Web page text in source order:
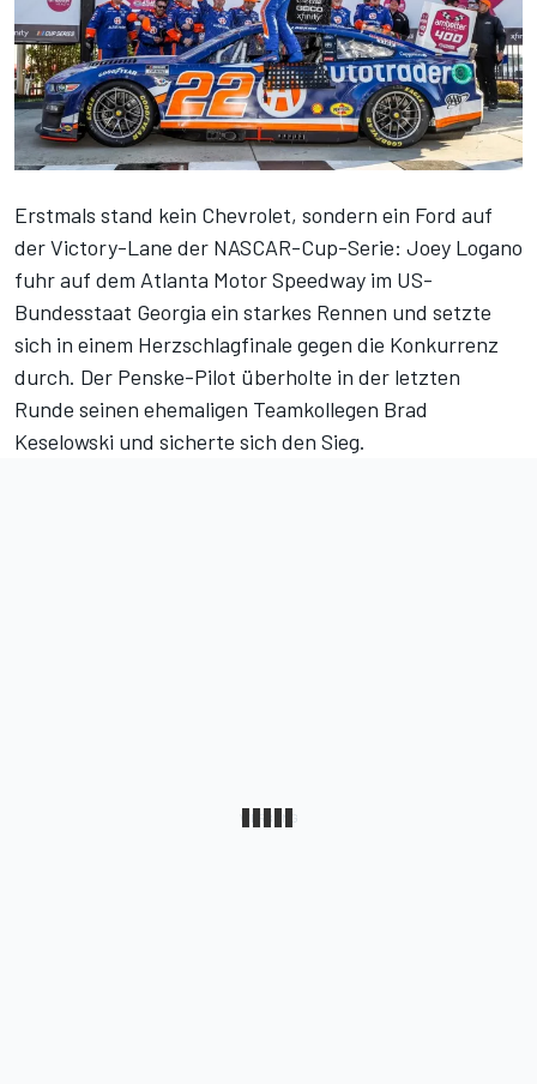
Erstmals stand kein Chevrolet, sondern ein Ford auf
der Victory-Lane der NASCAR-Cup-Serie: Joey Logano
fuhr auf dem Atlanta Motor Speedway im US-
Bundesstaat Georgia ein starkes Rennen und setzte
sich in einem Herzschlagfinale gegen die Konkurrenz
durch. Der Penske-Pilot überholte in der letzten
Runde seinen ehemaligen Teamkollegen Brad
Keselowski und sicherte sich den Sieg.